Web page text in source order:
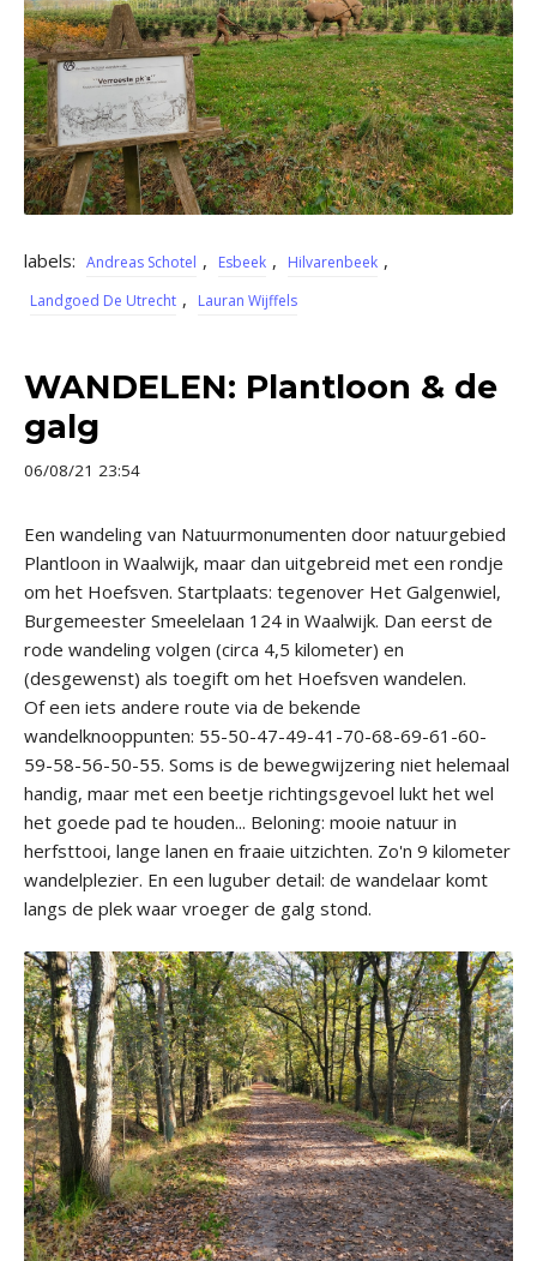
labels: Andreas Schotel , Esbeek , Hilvarenbeek ,
Landgoed De Utrecht , Lauran Wijffels
WANDELEN: Plantloon & de
galg
06/08/21 23:54
Een wandeling van Natuurmonumenten door natuurgebied
Plantloon in Waalwijk, maar dan uitgebreid met een rondje
om het Hoefsven. Startplaats: tegenover Het Galgenwiel,
Burgemeester Smeelelaan 124 in Waalwijk. Dan eerst de
rode wandeling volgen (circa 4,5 kilometer) en
(desgewenst) als toegift om het Hoefsven wandelen.
Of een iets andere route via de bekende
wandelknooppunten: 55-50-47-49-41-70-68-69-61-60-
59-58-56-50-55. Soms is de bewegwijzering niet helemaal
handig, maar met een beetje richtingsgevoel lukt het wel
het goede pad te houden... Beloning: mooie natuur in
herfsttooi, lange lanen en fraaie uitzichten. Zo'n 9 kilometer
wandelplezier. En een luguber detail: de wandelaar komt
langs de plek waar vroeger de galg stond.